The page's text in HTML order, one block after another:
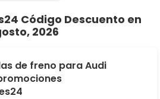
Código Descuento en
2026
de freno para Audi